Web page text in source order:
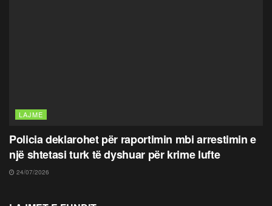
LAJME
Policia deklarohet për raportimin mbi arrestimin e
një shtetasi turk të dyshuar për krime lufte
24/07/2026